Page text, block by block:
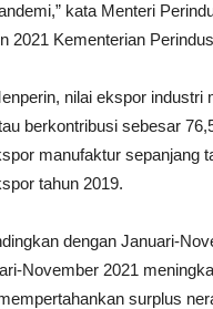
kata Menteri
2021 Kementerian
nilai ekspor
berkontribusi sebesar
manufaktur sepanjang
tahun 2019.
dengan Januari-
November 2021
surplus